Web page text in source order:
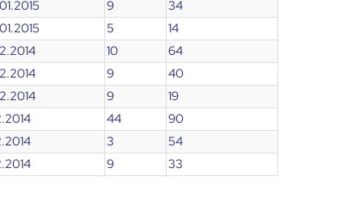
9
34
5
14
10
64
9
40
9
19
44
90
3
54
9 33